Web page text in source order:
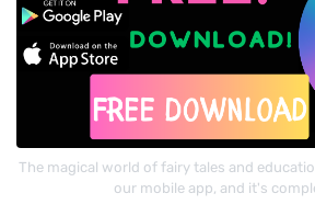
The magical world of fairy tales and
our mobile app, and it's